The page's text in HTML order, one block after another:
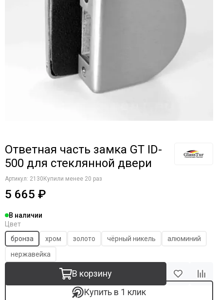
Для стеклянных дверей
Ответная часть замка GT ID-
500 для стеклянной двери
Артикул: 2130 Купили менее 20 раз
5 665 ₽
В наличии
Цвет
бронза
хром золото чёрный никель
алюминий
нержавейка
В корзину
Купить в 1 клик